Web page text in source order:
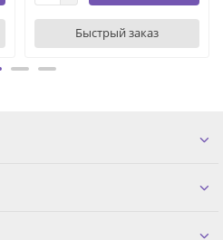
Быстрый заказ